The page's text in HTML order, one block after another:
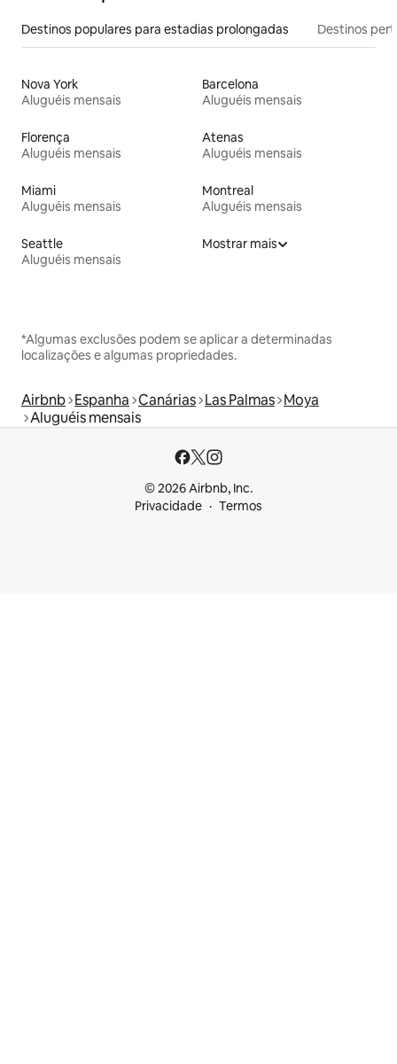
Destinos populares para estadias prolongadas Destinos
Nova York
Aluguéis mensais
Barcelona
Aluguéis mensais
Florença
Aluguéis mensais
Atenas
Aluguéis mensais
Miami
Aluguéis mensais
Montreal
Aluguéis mensais
Seattle
Aluguéis mensais
Mostrar mais
*Algumas exclusões podem se aplicar a determinadas
localizações e algumas propriedades.
Airbnb Espanha Canárias Las Palmas Moya
Aluguéis mensais
© 2026 Airbnb, Inc.
Privacidade
Termos